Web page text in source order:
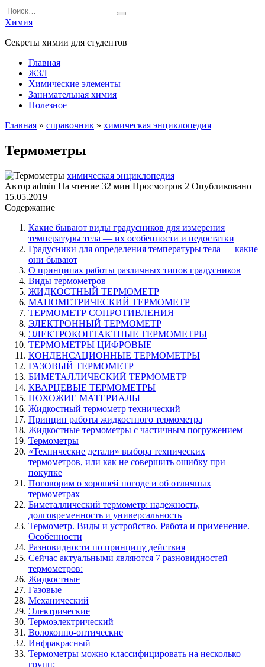
Перейти
к
Search
for:
Химия
Секреты химии для студентов
Главная
ЖЗЛ
Химические элементы
Занимательная химия
Полезное
Главная » справочник » химическая энциклопедия
Термометры
химическая энциклопедия
Автор admin На чтение 32 мин Просмотров 2 Опубликовано
15.05.2019
Содержание
Какие бывают виды градусников для измерения
температуры тела — их особенности и недостатки
Градусники для определения температуры тела — какие
они бывают
О принципах работы различных типов градусников
Виды термометров
ЖИДКОСТНЫЙ ТЕРМОМЕТР
МАНОМЕТРИЧЕСКИЙ ТЕРМОМЕТР
ТЕРМОМЕТР СОПРОТИВЛЕНИЯ
ЭЛЕКТРОННЫЙ ТЕРМОМЕТР
ЭЛЕКТРОКОНТАКТНЫЕ ТЕРМОМЕТРЫ
ТЕРМОМЕТРЫ ЦИФРОВЫЕ
КОНДЕНСАЦИОННЫЕ ТЕРМОМЕТРЫ
ГАЗОВЫЙ ТЕРМОМЕТР
БИМЕТАЛЛИЧЕСКИЙ ТЕРМОМЕТР
КВАРЦЕВЫЕ ТЕРМОМЕТРЫ
ПОХОЖИЕ МАТЕРИАЛЫ
Жидкостный термометр технический
Принцип работы жидкостного термометра
Жидкостные термометры с частичным погружением
Термометры
«Технические детали» выбора технических
термометров, или как не совершить ошибку при
покупке
Поговорим о хорошей погоде и об отличных
термометрах
Биметаллический термометр: надежность,
долговременность и универсальность
Термометр. Виды и устройство. Работа и применение.
Особенности
Разновидности по принципу действия
Сейчас актуальными являются 7 разновидностей
термометров:
Жидкостные
Газовые
Механический
Электрические
Термоэлектрический
Волоконно-оптические
Инфракрасный
Термометры можно классифицировать на несколько
групп: